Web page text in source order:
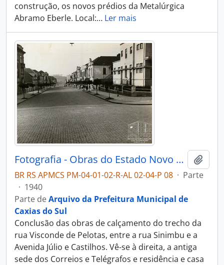
construção, os novos prédios da Metalúrgica
Abramo Eberle. Local:… Ler mais
Fotografia - Obras do Estado Novo Caxias - Alguns Flagrantes de Urbanização e Saneamento - Administração Dante Marcucci
BR RS APMCS PM-04-01-02-R-AL 02-04-P 08 · Parte
· 1940
Parte deArquivo da Prefeitura Municipal de
Caxias do Sul
Conclusão das obras de calçamento do trecho da
rua Visconde de Pelotas, entre a rua Sinimbu e a
Avenida Júlio e Castilhos. Vê-se à direita, a antiga
sede dos Correios e Telégrafos e residência e casa